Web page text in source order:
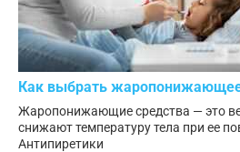
Как выбрать
Жаропонижающие средства — это
снижают температуру тела при ее
Антипиретики